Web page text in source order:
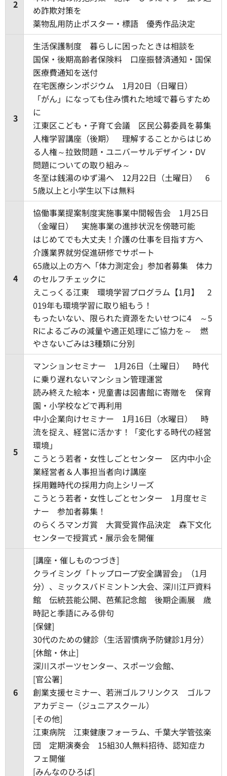
2
め詐欺対策を
薬物乱用防止ポスター・標語 優秀作品決定
3
生活保護制度 暮らしに困ったときは相談を
国保・後期高齢者保険料 口座振替済通知・国保
医療費通知を送付
在宅医療シンポジウム 1月20日（日曜日）
「がん」になっても住み慣れた地域で暮らすため
に
江東区こども・子育て会議 区民公募委員を募集
人権学習講座（後期） 理解することからはじめ
る人権～拉致問題・ユニバーサルデザイン・DV
問題についての取り組み～
冬至は銭湯のゆず湯へ 12月22日（土曜日） 6
5歳以上と小学生以下は無料
4
協働事業提案制度実施事業中間報告会 1月25日
（金曜日） 実施事業の進捗状況を傍聴可能
はじめてでも大丈夫！介護の仕事を目指す方へ
介護業界就労促進研修でサポート
65歳以上の方へ「体力測定会」参加者募集 体力
のセルフチェックに
えこっくる江東 環境学習プログラム【1月】 2
019年も環境学習に取り組もう！
もったいない、限られた資源をたいせつに4 ～5
Rによるごみの減量や適正処理にご協力を～ 燃
やさないごみは3種類に分別
5
マンションセミナー 1月26日（土曜日） 時代
に乗り遅れないマンション管理運営
読み終えた絵本・児童書は図書館に寄贈を 保育
園・小学校などで再利用
中小企業向けセミナー 1月16日（水曜日） 時
流を捉え、経営に活かす！「変化する時代の経営
環境」
こうとう若者・女性しごとセンター 区内中小企
業経営者＆人事担当者向け講座
採用難時代の採用力向上シリーズ
こうとう若者・女性しごとセンター 1月度セミ
ナー 参加者募集！
のらくろマンガ賞 大賞受賞作品決定 森下文化
センターで授賞式・展示会を開催
6
[講座・催しものつづき]
クライミング「トップロープ安全講習会」（1月
分）、ミックスバドミントン大会、深川江戸資料
館 伝統芸能公開、芭蕉記念館 後期企画展 歳
時記と季語にみる俳句
[保健]
30代のための健診（生活習慣病予防健診1月分）
[休館・休止]
深川スポーツセンター、スポーツ会館、
[官公署]
創業支援セミナー、若洲ゴルフリンクス ゴルフ
アカデミー（ジュニアスクール）
[その他]
江東病院 江東健康フォーラム、千葉大学管弦楽
団 定期演奏会 15組30人無料招待、認知症カ
フェ開催
[みんなのひろば]